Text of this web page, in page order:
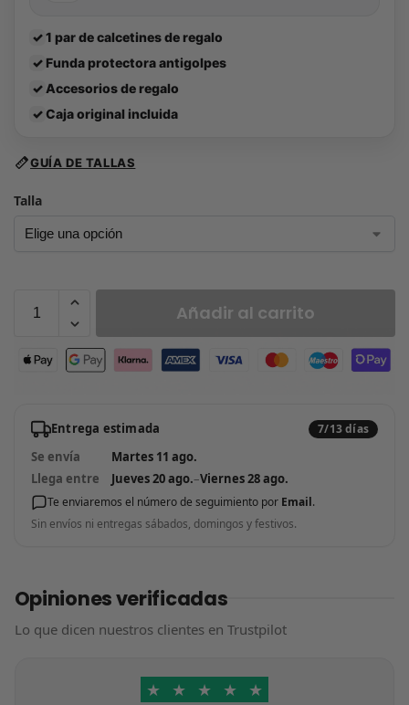
✓1 par de calcetines de regalo
✓ Funda protectora antigolpes
✓ Accesorios de regalo
✓Caja original incluida
GUÍA DE TALLAS
Talla
Añadir al carrito
Entrega estimada 7/13 días
Se envía
Martes 11 ago.
Llega entre
Jueves 20 ago.–Viernes 28 ago.
Te enviaremos el número de seguimiento por Email.
Sin envíos ni entregas sábados, domingos y festivos.
Opiniones verificadas
Lo que dicen nuestros clientes en Trustpilot
★ ★ ★ ★ ★